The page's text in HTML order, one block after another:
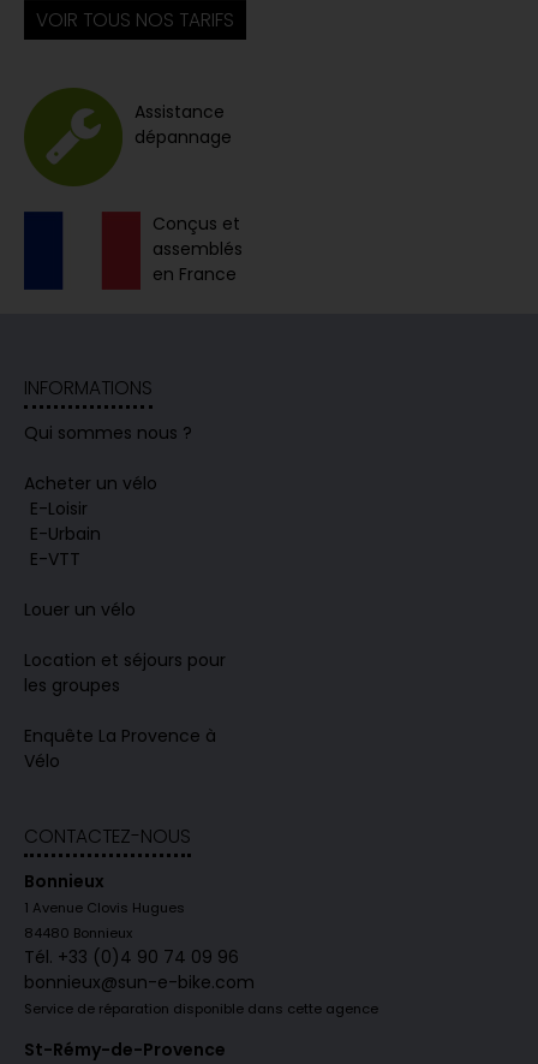
VOIR TOUS NOS TARIFS
Assistance
dépannage
Conçus et
assemblés
en France
INFORMATIONS
Qui sommes nous ?
Acheter un vélo
E-Loisir
E-Urbain
E-VTT
Louer un vélo
Location et séjours pour
les groupes
Enquête La Provence à
Vélo
CONTACTEZ-NOUS
Bonnieux
1 Avenue Clovis Hugues
84480 Bonnieux
Tél. +33 (0)4 90 74 09 96
bonnieux@sun-e-bike.com
Service de réparation disponible dans cette agence
St-Rémy-de-Provence